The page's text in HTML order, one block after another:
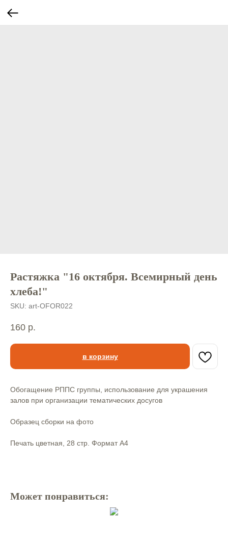
Растяжка "16 октября. Всемирный день
хлеба!"
SKU: art-OFOR022
160 р.
в корзину
Обогащение РППС группы, использование для украшения
залов при организации тематических досугов
Образец сборки на фото
Печать цветная, 28 стр. Формат А4
Может понравиться: